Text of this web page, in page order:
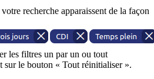
recherche apparaissent de la façon
les filtres un par un ou tout
sur le bouton « Tout réinitialiser ».